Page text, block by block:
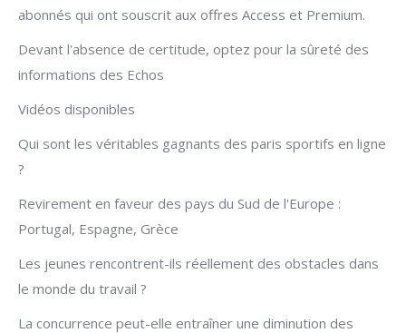
abonnés qui ont souscrit aux offres Access et Premium.
Devant l'absence de certitude, optez pour la sûreté des
informations des Echos
Vidéos disponibles
Qui sont les véritables gagnants des paris sportifs en ligne
?
Revirement en faveur des pays du Sud de l'Europe :
Portugal, Espagne, Grèce
Les jeunes rencontrent-ils réellement des obstacles dans
le monde du travail ?
La concurrence peut-elle entraîner une diminution des